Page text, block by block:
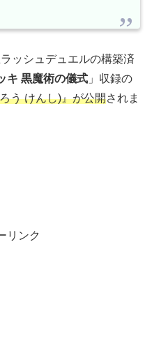
ッシュデュエルの構築済
キ 黒魔術の儀式 」収録の
う けんし)』が公開されま
リンク